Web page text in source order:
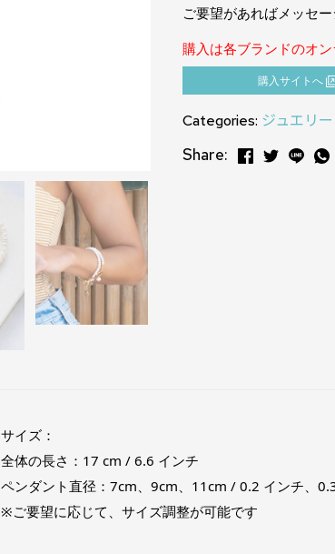
ご要望があればメッセ
購入は各ブランドのオ
購⼊サイトへ
Categories: ジュエリー
Share:
サイズ：
全体の長さ：17 cm / 6.6 インチ
ペンダント直径：7cm、9cm、11cm / 0.2 インチ、
※ご要望に応じて、サイズ調整が可能です